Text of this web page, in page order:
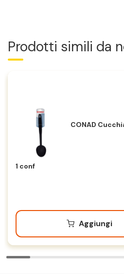
Prodotti simili da
CONAD
1 conf
Aggiungi